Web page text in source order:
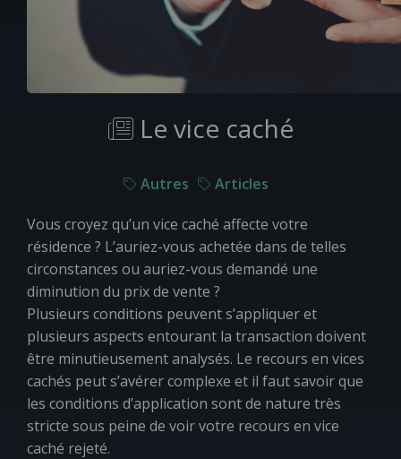
Le vice caché
Autres Articles
Vous croyez qu’un vice caché affecte votre
résidence ? L’auriez-vous achetée dans de telles
circonstances ou auriez-vous demandé une
diminution du prix de vente ?
Plusieurs conditions peuvent s’appliquer et
plusieurs aspects entourant la transaction doivent
être minutieusement analysés. Le recours en vices
cachés peut s’avérer complexe et il faut savoir que
les conditions d’application sont de nature très
stricte sous peine de voir votre recours en vice
caché rejeté.